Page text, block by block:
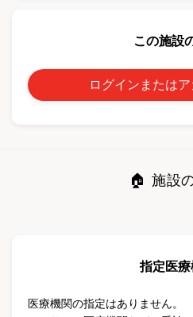
この施設
ログインまたは
🏠 施設
指定医療
医療機関の指定はありません。